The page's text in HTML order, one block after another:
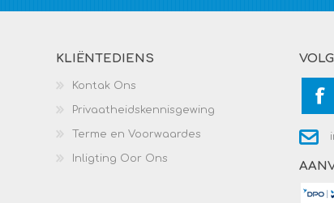
KLIËNTEDIENS
Kontak Ons
Privaatheidskennisgewing
Terme en Voorwaardes
Inligting Oor Ons